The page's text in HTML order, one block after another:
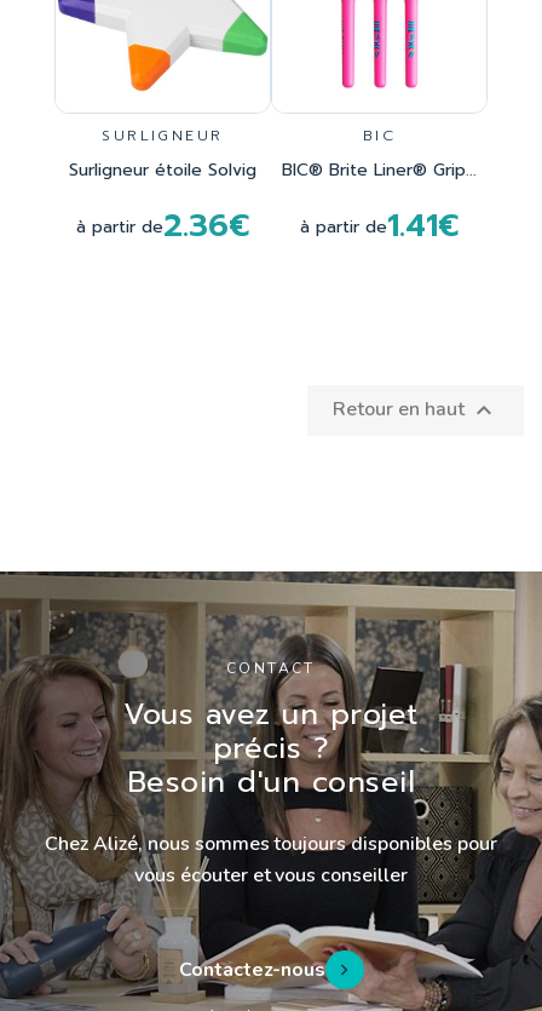
SURLIGNEUR
Surligneur étoile Solvig
à partir de2.36€
BIC
BIC® Brite Liner® Grip...
à partir de1.41€
Retour en haut 
CONTACT
Vous avez un projet
précis ?
Besoin d'un conseil
Chez Alizé, nous sommes toujours disponibles pour
vous écouter et vous conseiller
Contactez-nous